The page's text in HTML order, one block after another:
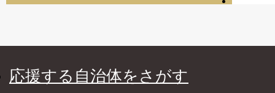
応援する自治体をさがす